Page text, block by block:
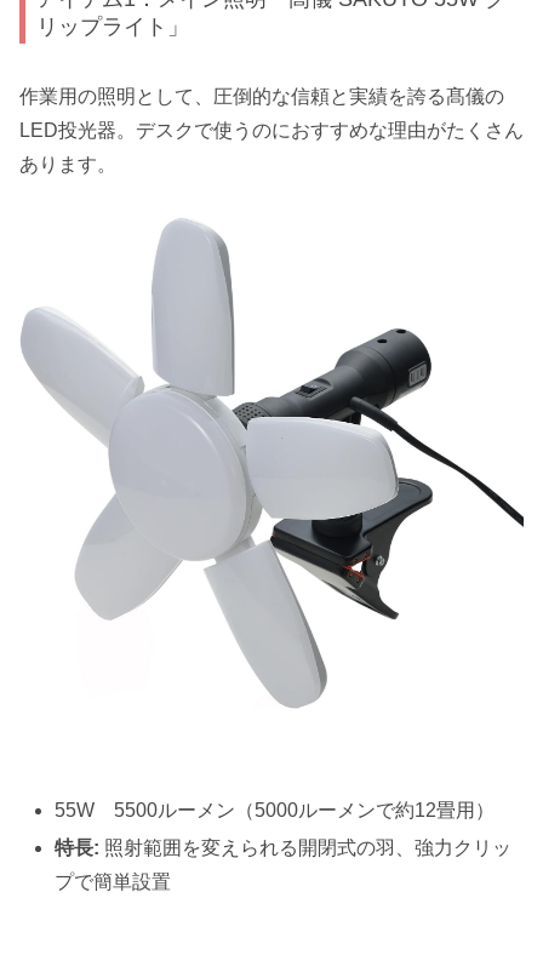
リップライト」
作業用の照明として、圧倒的な信頼と実績を誇る髙儀の
LED投光器。デスクで使うのにおすすめな理由がたくさん
あります。
55W 5500ルーメン（5000ルーメンで約12畳用）
特長: 照射範囲を変えられる開閉式の羽、強力クリッ
プで簡単設置